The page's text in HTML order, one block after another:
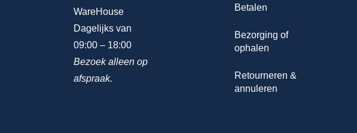
WareHouse
Dagelijks van
09:00 – 18:00
Bezoek alleen op
afspraak.
Betalen
Bezorging of
ophalen
Retourneren &
annuleren